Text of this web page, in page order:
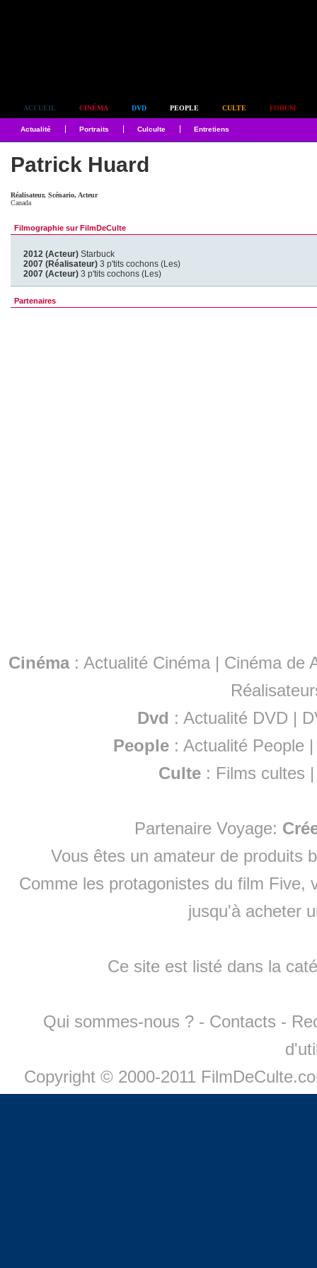
ACCUEIL CINÉMA DVD PEOPLE CULTE FORUM
Actualité Portraits Culculte Entretiens
Patrick Huard
Réalisateur, Scénario, Acteur
Canada
Filmographie sur FilmDeCulte
2012 (Acteur) Starbuck
2007 (Réalisateur) 3 p'tits cochons (Les)
2007 (Acteur) 3 p'tits cochons (Les)
Partenaires
Cinéma: Actualité Cinéma | Cinéma de
Dvd : Actualité DVD |
People :Actualité People
Culte : Films cultes
Partenaire Voyage:
Vous êtes un amateur de produits
Comme les protagonistes du film Five,
jusqu'à acheter
Ce site est listé dans la
Qui sommes-nous ? - Contacts -
Copyright © 2000-2011